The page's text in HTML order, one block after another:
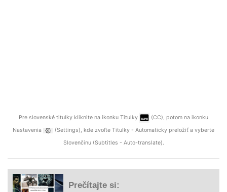
Pre slovenské titulky kliknite na ikonku Titulky
(CC), potom na ikonku
Nastavenia
(Settings), kde zvoľte Titulky - Automaticky preložiť a vyberte
Slovenčinu (Subtitles - Auto-translate).
Prečítajte si: